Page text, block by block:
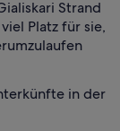
Strand
Platz für sie,
in der